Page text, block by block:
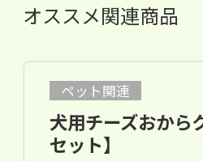
オススメ関連商品
ペット関連
犬用チーズおから
セット】